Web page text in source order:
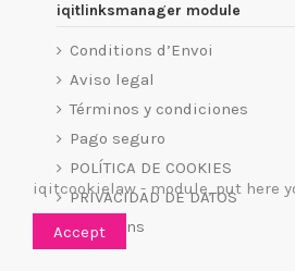
iqitlinksmanager module
Conditions d’Envoi
Aviso legal
Términos y condiciones
Pago seguro
POLÍTICA DE COOKIES
PRIVACIDAD DE DATOS
Magasins
iqitcookielaw - module, put here
Accept